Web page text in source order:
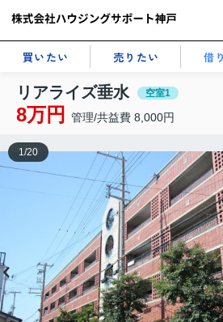
買いたい 売りたい 借
リアライズ垂水 空室1
8万円 管理/共益費 8,000円
1/20